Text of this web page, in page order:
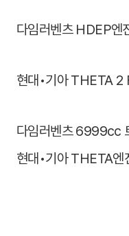
다임러벤츠 HDEP엔
현대•기아 THETA 2
다임러벤츠 6999cc
현대•기아 THETA엔